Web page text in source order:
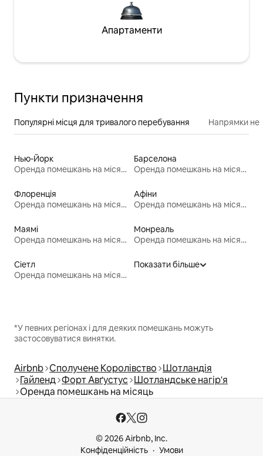
Апартаменти
Пункти призначення
Популярні місця для тривалого перебування Напрямки
Нью-Йорк
Оренда помешкань на місяць
Барселона
Оренда помешкань на місяць
Флоренція
Оренда помешкань на місяць
Афіни
Оренда помешкань на місяць
Маямі
Оренда помешкань на місяць
Монреаль
Оренда помешкань на місяць
Сіетл
Оренда помешкань на місяць
Показати більше
*У певних регіонах і для деяких помешкань можуть
застосовуватися винятки.
Airbnb Сполучене Королівство Шотландія
Гайленд Форт Авґустус Шотландське нагір'я
Оренда помешкань на місяць
© 2026 Airbnb, Inc.
Конфіденційність
Умови